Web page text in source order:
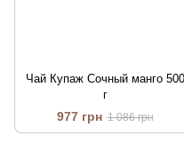
Чай Купаж Сочный манго 500
г
977 грн 1 086 грн